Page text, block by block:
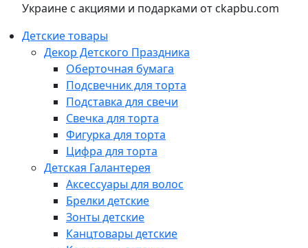
Украине с акциями и подарками от ckapbu.com
Детские товары
Декор Детского Праздника
Оберточная бумага
Подсвечник для торта
Подставка для свечи
Свечка для торта
Фигурка для торта
Цифра для торта
Детская Галантерея
Аксессуары для волос
Брелки детские
Зонты детские
Канцтовары детские